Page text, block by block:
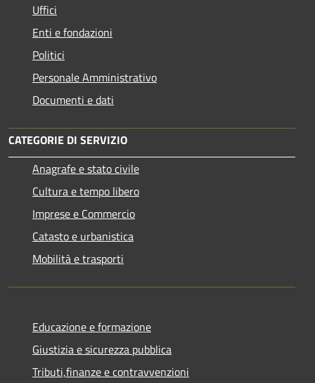
Uffici
Enti e fondazioni
Politici
Personale Amministrativo
Documenti e dati
CATEGORIE DI SERVIZIO
Anagrafe e stato civile
Cultura e tempo libero
Imprese e Commercio
Catasto e urbanistica
Mobilità e trasporti
Educazione e formazione
Giustizia e sicurezza pubblica
Tributi,finanze e contravvenzioni